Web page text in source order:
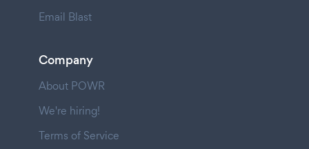
Email Blast
Company
About POWR
We're hiring!
Terms of Service